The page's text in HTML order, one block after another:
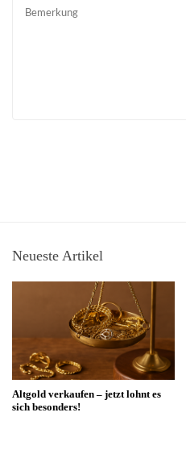
Neueste Artikel
Altgold verkaufen – jetzt lohnt es
sich besonders!